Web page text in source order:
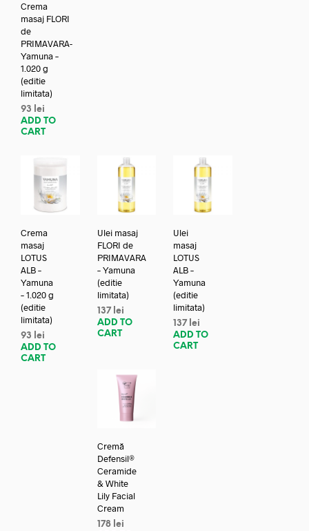
Crema
masaj FLORI
de
PRIMAVARA-
Yamuna –
1.020 g
(editie
limitata)
93
lei
ADD TO
CART
Crema
masaj
LOTUS
ALB –
Yamuna
– 1.020 g
(editie
limitata)
93
lei
ADD TO
CART
Ulei masaj
FLORI de
PRIMAVARA
– Yamuna
(editie
limitata)
137 lei
ADD TO
CART
Ulei
masaj
LOTUS
ALB –
Yamuna
(editie
limitata)
137 lei
ADD TO
CART
Cremă
Defensil®
Ceramide
& White
Lily Facial
Cream
178 lei